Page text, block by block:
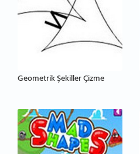
Geometrik Şekiller Çizme